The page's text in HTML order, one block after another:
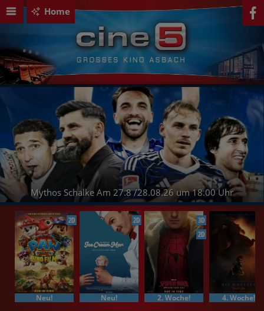
Home
Mythos Schalke Am 27.8 /28.08.26 um 18.00 Uhr
2D
Neu!
2D
Neu!
3D
2D
2. Woche! 4. Woche!